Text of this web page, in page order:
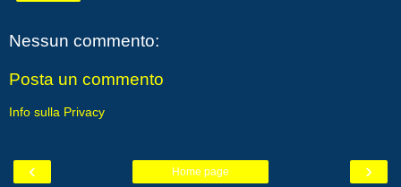
Nessun commento:
Posta un commento
Info sulla Privacy
‹ ›
Home page